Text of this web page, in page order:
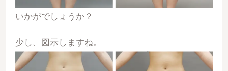
いかがでしょうか？
少し、図示しますね。